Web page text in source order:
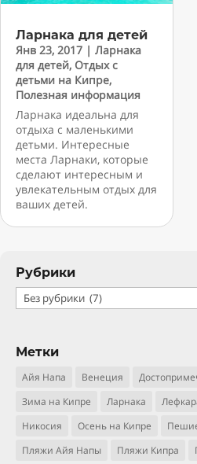
Ларнака для детей
Янв 23, 2017 | Ларнака
для детей, Отдых с
детьми на Кипре,
Полезная информация
Ларнака идеальна для
отдыха с маленькими
детьми. Интересные
места Ларнаки, которые
сделают интересным и
увлекательным отдых для
ваших детей.
Рубрики
Рубрики
Метки
Айя Напа Венеция
Зима на Кипре
Ларнака
Никосия
Осень на Кипре
Пляжи Айя Напы
Пляжи Кипра